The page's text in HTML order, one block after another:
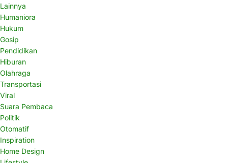
Lainnya
Humaniora
Hukum
Gosip
Pendidikan
Hiburan
Olahraga
Transportasi
Viral
Suara Pembaca
Politik
Otomatif
Inspiration
Home Design